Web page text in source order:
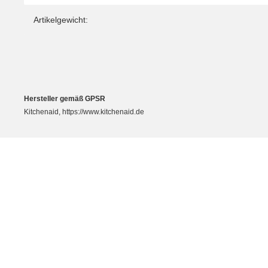
Artikelgewicht:
Hersteller gemäß GPSR
Kitchenaid, https://www.kitchenaid.de